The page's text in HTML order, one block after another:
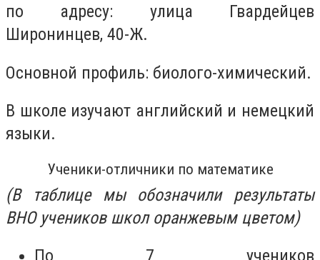
по адресу: улица Гвардейцев
Широнинцев, 40-Ж.
Основной профиль: биолого-химический.
В школе изучают английский и немецкий
языки.
Ученики-отличники по математике
(В таблице мы обозначили результаты
ВНО учеников школ оранжевым цветом)